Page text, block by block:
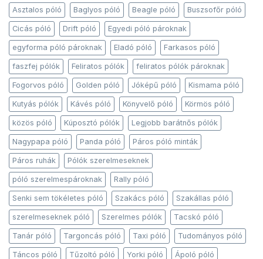
Asztalos póló Baglyos póló Beagle póló Buszsofőr póló
Cicás póló Drift póló Egyedi póló pároknak
egyforma póló pároknak Eladó póló Farkasos póló
faszfej pólók Feliratos pólók feliratos pólók pároknak
Fogorvos póló Golden póló Jóképű póló Kismama póló
Kutyás pólók Kávés póló Könyvelő póló Körmös póló
közös póló Kúposztó pólók Legjobb barátnős pólók
Nagypapa póló Panda póló Páros póló minták
Páros ruhák Pólók szerelmeseknek
póló szerelmespároknak Rally póló
Senki sem tökéletes póló Szakács póló Szakállas póló
szerelmeseknek póló Szerelmes pólók Tacskó póló
Tanár póló Targoncás póló Taxi póló Tudományos póló
Táncos póló Tűzoltó póló Yorki póló Ápoló póló